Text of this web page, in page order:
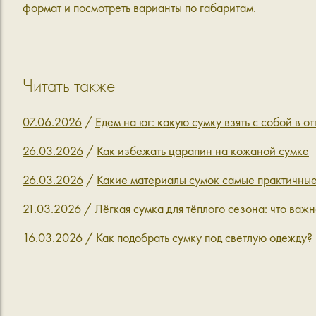
формат и посмотреть варианты по габаритам.
Читать также
07.06.2026 / Едем на юг: какую сумку взять с собой в
26.03.2026 / Как избежать царапин на кожаной сумке
26.03.2026 / Какие материалы сумок самые практичные
21.03.2026 / Лёгкая сумка для тёплого сезона: что
16.03.2026 / Как подобрать сумку под светлую одежду?